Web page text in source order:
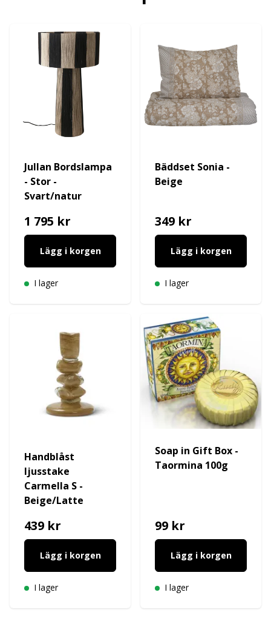
Jullan Bordslampa
- Stor -
Svart/natur
1 795 kr
Lägg i korgen
I lager
Bäddset Sonia -
Beige
349 kr
Lägg i korgen
I lager
Handblåst
ljusstake
Carmella S -
Beige/Latte
439 kr
Lägg i korgen
I lager
Soap in Gift Box -
Taormina 100g
99 kr
Lägg i korgen
I lager